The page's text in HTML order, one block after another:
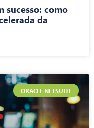
sucesso: como
da
ORACLE NETSUITE